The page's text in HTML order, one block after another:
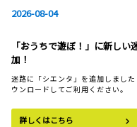
2026-08-03
ヤリス クロス、GR SPORTグ
部改良
詳しくはこちら
2026-08-04
「おうちで遊ぼ！」に新しい
加！
迷路に「シエンタ」を追加しまし
ウンロードしてご利用ください。
詳しくはこちら